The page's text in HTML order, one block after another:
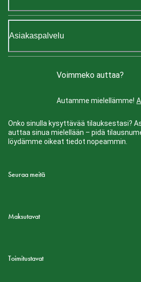
Asiakaspalvelu
Voimmeko auttaa?
Autamme mielellämme!
Onko sinulla kysyttävää tilauksestasi?
auttaa sinua mielellään – pidä
löydämme oikeat tiedot nopeammin.
Seuraa meitä
Maksutavat
Toimitustavat